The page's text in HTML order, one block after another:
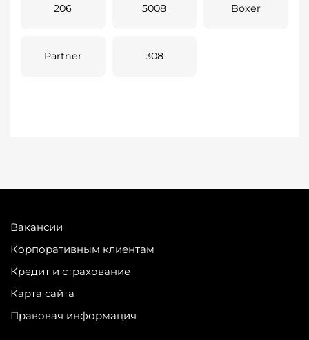
206 5008 Boxer
Partner 308
Вакансии
Корпоративным клиентам
Кредит и страхование
Карта сайта
Правовая информация